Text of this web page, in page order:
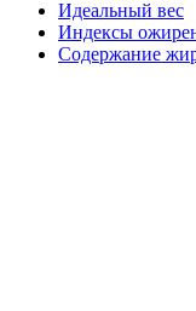
Идеальный вес
Индексы
Содержание